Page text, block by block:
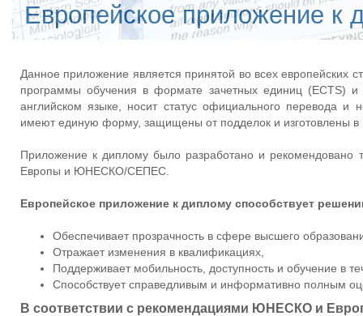
Европейское приложение к
Данное приложение является принятой во всех
программы обучения в формате зачетных единиц (ECTS)
английском языке, носит статус официального перевода и
имеют единую форму, защищены от подделок и изготовлены в
Приложение к диплому было разработано и рекомендовано
Европы и ЮНЕСКО/СЕПЕС.
Европейское приложение к диплому способствует
Обеспечивает прозрачность в сфере высшего
Отражает изменения в квалификациях,
Поддерживает мобильность, доступность и обучение в
Способствует справедливым и информативно полным
В соответствии с рекомендациями ЮНЕСКО и